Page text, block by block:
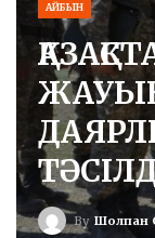
АЙБЫН
By Шолпан